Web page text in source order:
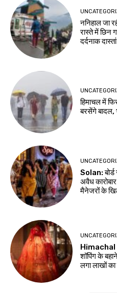
ननिहाल जा
रास्ते में छिन
दर्दनाक दास्तां
हिमाचल में
बरसेंगे
Solan:
अवैध
मैनेजरों के
Himachal :
शॉपिंग के
लगा लाखों